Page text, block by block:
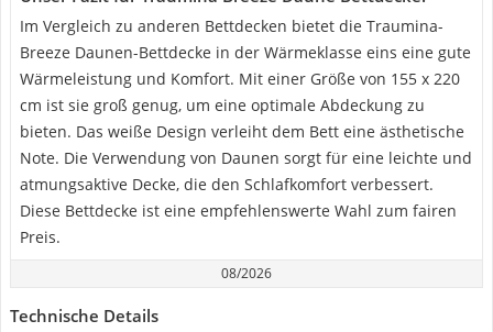
Im Vergleich zu anderen Bettdecken bietet die Traumina-
Breeze Daunen-Bettdecke in der Wärmeklasse eins eine gute
Wärmeleistung und Komfort. Mit einer Größe von 155 x 220
cm ist sie groß genug, um eine optimale Abdeckung zu
bieten. Das weiße Design verleiht dem Bett eine ästhetische
Note. Die Verwendung von Daunen sorgt für eine leichte und
atmungsaktive Decke, die den Schlafkomfort verbessert.
Diese Bettdecke ist eine empfehlenswerte Wahl zum fairen
Preis.
08/2026
Technische Details